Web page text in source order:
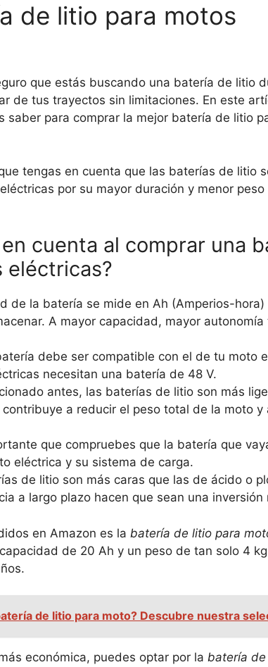
de litio para motos
que estás buscando una batería de litio
de tus trayectos sin limitaciones. En este
saber para comprar la mejor batería de litio
tengas en cuenta que las baterías de litio
por su mayor duración y menor peso
cuenta al comprar una
eléctricas?
de la batería se mide en Ah (Amperios-
A mayor capacidad, mayor
debe ser compatible con el de tu moto
necesitan una batería de 48 V.
antes, las baterías de litio son más
a reducir el peso total de la moto y
que compruebes que la batería que
eléctrica y su sistema de carga.
de litio son más caras que las de ácido o
a largo plazo hacen que sean una inversión
en Amazon es la batería de litio para
de 20 Ah y un peso de tan solo 4
de litio para moto? Descubre nuestra
económica, puedes optar por la batería